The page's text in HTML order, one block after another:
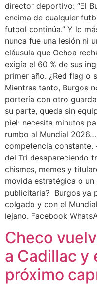
director deportivo: “El
encima de cualquier
futbol continúa.” Y lo
nunca fue una lesión ni
cláusula que Ochoa
exigía el 60 % de sus
primer año. ¿Red flag o
Mientras tanto, Burgos
portería con otro
su parte, queda sin
piel: necesita minutos
rumbo al Mundial
competencia
del Tri desapareciendo
chismes, memes y
movida estratégica o
publicitaria? Burgos ya
colgado y con el
lejano. Facebook
Checo
a Cadillac y
próximo